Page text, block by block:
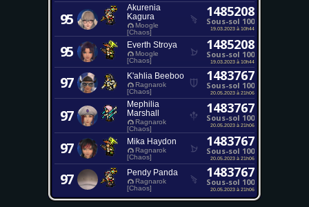
95
Akurenia
Kagura
Moogle
[Chaos]
1485208
Sous-sol 100
19.03.2023 à 10h44
95 Everth Stroya
Moogle
[Chaos]
1485208
Sous-sol 100
19.03.2023 à 10h44
97 K'ahlia Beeboo
Ragnarok
[Chaos]
1483767
Sous-sol 100
20.05.2023 à 21h06
97
Mephilia
Marshall
Ragnarok
[Chaos]
1483767
Sous-sol 100
20.05.2023 à 21h06
97 Mika Haydon
Ragnarok
[Chaos]
1483767
Sous-sol 100
20.05.2023 à 21h06
97 Pendy Panda
Ragnarok
[Chaos]
1483767
Sous-sol 100
20.05.2023 à 21h06